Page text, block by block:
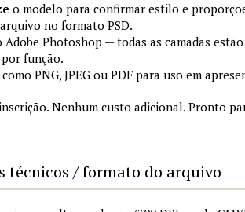
o modelo para confirmar estilo e
no formato PSD.
Adobe Photoshop — todas as camadas
função.
como PNG, JPEG ou PDF para uso em
Nenhum custo adicional. Pronto
técnicos / formato do arquivo